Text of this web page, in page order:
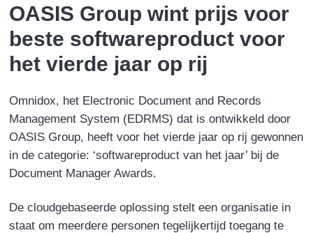
o
o
d
I
e
r
OASIS Group wint prijs voor
beste softwareproduct voor
het vierde jaar op rij
Omnidox, het Electronic Document and Records
Management System (EDRMS) dat is ontwikkeld door
OASIS Group, heeft voor het vierde jaar op rij gewonnen
in de categorie: ‘softwareproduct van het jaar’ bij de
Document Manager Awards.
De cloudgebaseerde oplossing stelt een organisatie in
staat om meerdere personen tegelijkertijd toegang te